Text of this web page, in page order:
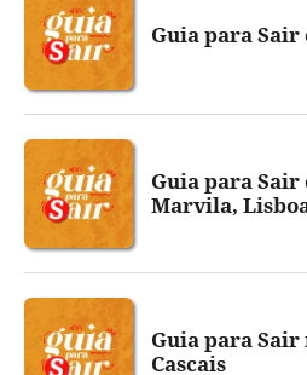
Guia para Sair
Guia para Sair
Marvila,
Guia para Sair
Cascais